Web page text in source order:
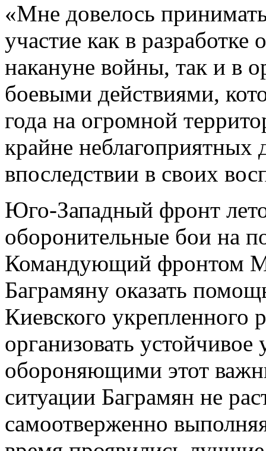
«Мне довелось
участие как в
накануне войны, так и в
боевыми действиями,
года на огромной
крайне неблагоприятных
впоследствии в своих
Юго-Западный фронт
оборонительные бои на
Командующий фронтом
Баграмяну оказать
Киевского
организовать
обороняющими этот
ситуации Баграмян не
самоотверженно